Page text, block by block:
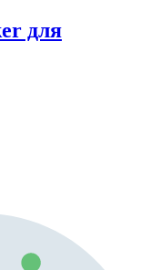
для